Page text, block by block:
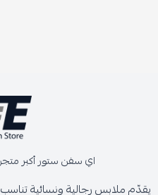
اي سفن ستور أكبر
يقدّم ملابس رجالية ونسائية